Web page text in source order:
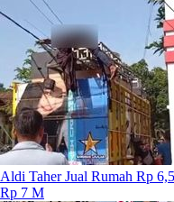
Aldi Taher Jual Rumah Rp
Rp 7 M